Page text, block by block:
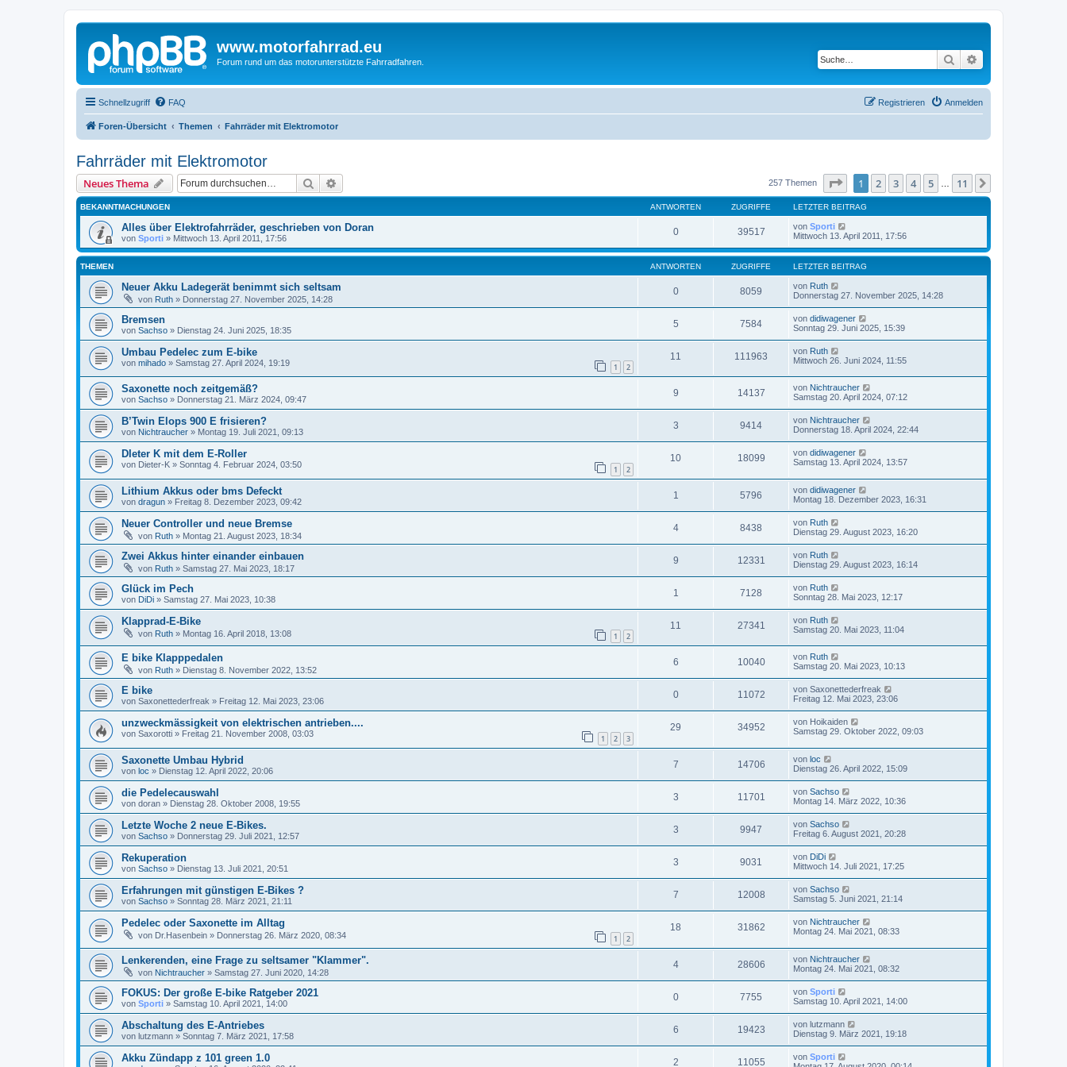
www.motorfahrrad.eu
Forum rund um das motorunterstützte Fahrradfahren. Suche
Schnellzugriff FAQ Anmelden
Registrieren
Foren-Übersicht Themen Fahrräder mit Elektromotor
Fahrräder mit Elektromotor
Neues Thema Suche 257 Themen Seite von11
1 2 3 4 5 11
BEKANNTMACHUNGEN ANTWORTEN ZUGRIFFE LETZTER BEITRAG
Alles über Elektrofahrräder, geschrieben von Doran
von Sporti » Mittwoch 13. April 2011, 17:56
0 39517 von Sporti
Mittwoch 13. April 2011, 17:56
THEMEN ANTWORTEN ZUGRIFFE LETZTER BEITRAG
Neuer Akku Ladegerät benimmt sich seltsam
von Ruth » Donnerstag 27. November 2025, 14:28
0 8059 von Ruth
Donnerstag 27. November 2025, 14:28
Bremsen
von Sachso » Dienstag 24. Juni 2025, 18:35
5 7584 von didiwagener
Sonntag 29. Juni 2025, 15:39
Umbau Pedelec zum E-bike
von mihado » Samstag 27. April 2024, 19:19 1 2
11 111963 von Ruth
Mittwoch 26. Juni 2024, 11:55
Saxonette noch zeitgemäß?
von Sachso » Donnerstag 21. März 2024, 09:47
9 14137 von Nichtraucher
Samstag 20. April 2024, 07:12
B’Twin Elops 900 E frisieren?
von Nichtraucher » Montag 19. Juli 2021, 09:13
3 9414 von Nichtraucher
Donnerstag 18. April 2024, 22:44
DIeter K mit dem E-Roller
von Dieter-K » Sonntag 4. Februar 2024, 03:50 1 2
10 18099 von didiwagener
Samstag 13. April 2024, 13:57
Lithium Akkus oder bms Defeckt
von dragun » Freitag 8. Dezember 2023, 09:42
1 5796 von didiwagener
Montag 18. Dezember 2023, 16:31
Neuer Controller und neue Bremse
von Ruth » Montag 21. August 2023, 18:34
4 8438 von Ruth
Dienstag 29. August 2023, 16:20
Zwei Akkus hinter einander einbauen
von Ruth » Samstag 27. Mai 2023, 18:17
9 12331 von Ruth
Dienstag 29. August 2023, 16:14
Glück im Pech
von DiDi » Samstag 27. Mai 2023, 10:38
1 7128 von Ruth
Sonntag 28. Mai 2023, 12:17
Klapprad-E-Bike
von Ruth » Montag 16. April 2018, 13:08 1 2
11 27341 von Ruth
Samstag 20. Mai 2023, 11:04
E bike Klapppedalen
von Ruth » Dienstag 8. November 2022, 13:52
6 10040 von Ruth
Samstag 20. Mai 2023, 10:13
E bike
von Saxonettederfreak » Freitag 12. Mai 2023, 23:06
0 11072 von Saxonettederfreak
Freitag 12. Mai 2023, 23:06
unzweckmässigkeit von elektrischen antrieben....
von Saxorotti » Freitag 21. November 2008, 03:03 1 2 3
29 34952 von Hoikaiden
Samstag 29. Oktober 2022, 09:03
Saxonette Umbau Hybrid
von loc » Dienstag 12. April 2022, 20:06
7 14706 von loc
Dienstag 26. April 2022, 15:09
die Pedelecauswahl
von doran » Dienstag 28. Oktober 2008, 19:55
3 11701 von Sachso
Montag 14. März 2022, 10:36
Letzte Woche 2 neue E-Bikes.
von Sachso » Donnerstag 29. Juli 2021, 12:57
3 9947 von Sachso
Freitag 6. August 2021, 20:28
Rekuperation
von Sachso » Dienstag 13. Juli 2021, 20:51
3 9031 von DiDi
Mittwoch 14. Juli 2021, 17:25
Erfahrungen mit günstigen E-Bikes ?
von Sachso » Sonntag 28. März 2021, 21:11
7 12008 von Sachso
Samstag 5. Juni 2021, 21:14
Pedelec oder Saxonette im Alltag
von Dr.Hasenbein » Donnerstag 26. März 2020, 08:34 1 2
18 31862 von Nichtraucher
Montag 24. Mai 2021, 08:33
Lenkerenden, eine Frage zu seltsamer "Klammer".
von Nichtraucher » Samstag 27. Juni 2020, 14:28
4 28606 von Nichtraucher
Montag 24. Mai 2021, 08:32
FOKUS: Der große E-bike Ratgeber 2021
von Sporti » Samstag 10. April 2021, 14:00
0 7755 von Sporti
Samstag 10. April 2021, 14:00
Abschaltung des E-Antriebes
von lutzmann » Sonntag 7. März 2021, 17:58
6 19423 von lutzmann
Dienstag 9. März 2021, 19:18
Akku Zündapp z 101 green 1.0 2 11055 von Sporti